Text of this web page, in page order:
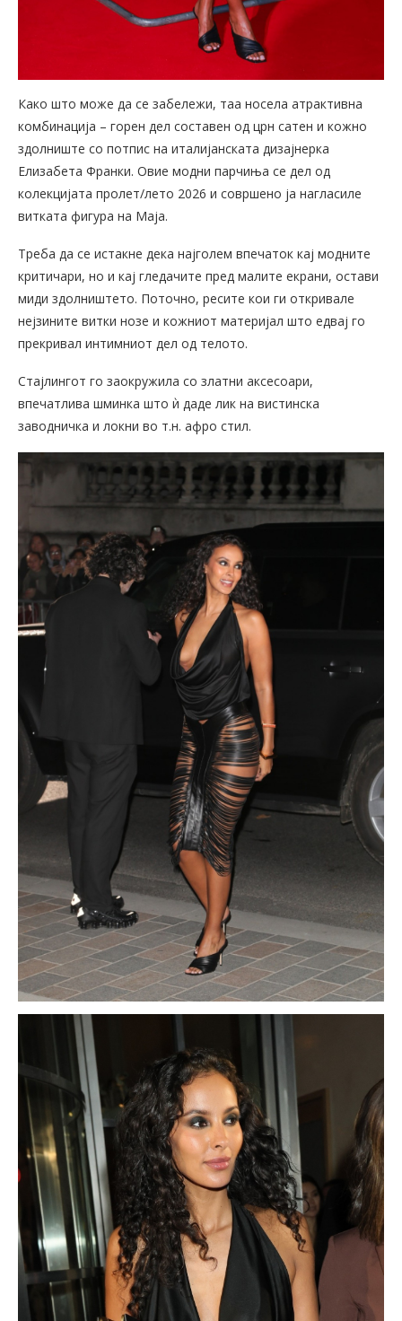
Како што може да се забележи, таа носела атрактивна
комбинација – горен дел составен од црн сатен и кожно
здолниште со потпис на италијанската дизајнерка
Елизабета Франки. Овие модни парчиња се дел од
колекцијата пролет/лето 2026 и совршено ја нагласиле
витката фигура на Маја.
Треба да се истакне дека најголем впечаток кај модните
критичари, но и кај гледачите пред малите екрани, остави
миди здолништето. Поточно, ресите кои ги откривале
нејзините витки нозе и кожниот материјал што едвај го
прекривал интимниот дел од телото.
Стајлингот го заокружила со златни аксесоари,
впечатлива шминка што ѝ даде лик на вистинска
заводничка и локни во т.н. афро стил.